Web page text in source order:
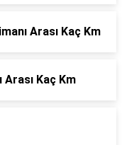
Arası Kaç Km
Kaç Km